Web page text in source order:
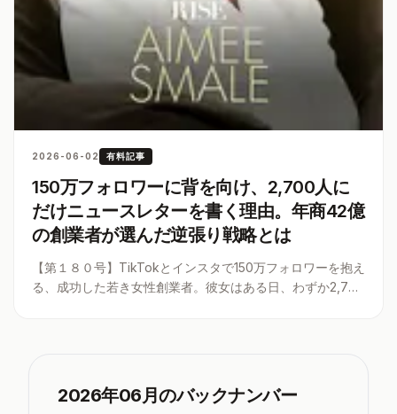
2026-06-02 有料記事
150万フォロワーに背を向け、2,700人に
だけニュースレターを書く理由。年商42億
の創業者が選んだ逆張り戦略とは
【第１８０号】TikTokとインスタで150万フォロワーを抱え
る、成功した若き女性創業者。彼女はある日、わずか2,700
2026年06月のバックナンバー